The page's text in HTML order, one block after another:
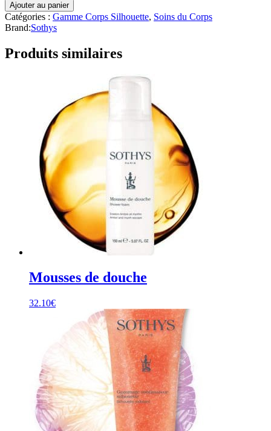
Ajouter au panier
Catégories : Gamme Corps Silhouette, Soins du Corps
Brand:Sothys
Produits similaires
Mousses de douche
32.10€